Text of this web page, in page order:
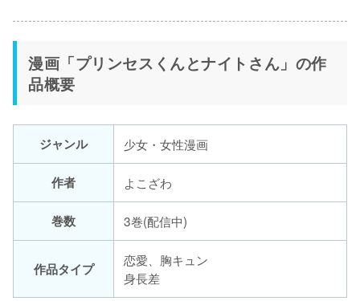
漫画「プリンセスくんとナイトさん」の作
品概要
ジャンル 少女・女性漫画
作者 よこざわ
巻数 3巻(配信中)
作品タイプ
恋愛、胸キュン
身長差